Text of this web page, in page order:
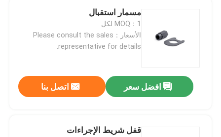
مسمار استقبال
MOQ：1 لكل
الأسعار：Please consult the sales
representative for details.
افضل سعر اتصل بنا
قفل شريط الإجراءات